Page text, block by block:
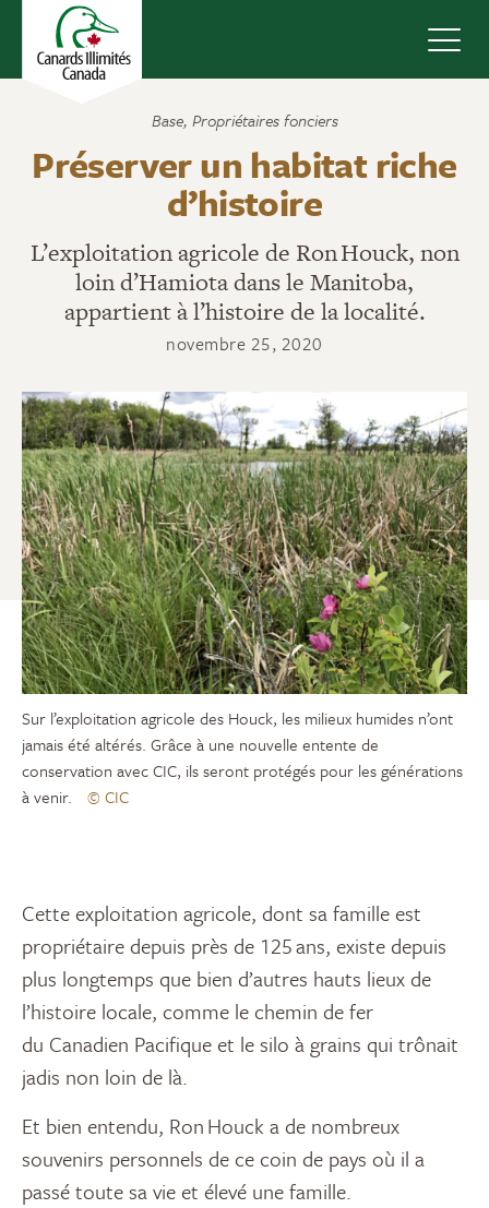
Base, Propriétaires fonciers
Préserver un habitat riche
d’histoire
L’exploitation agricole de Ron Houck, non
loin d’Hamiota dans le Manitoba,
appartient à l’histoire de la localité.
novembre 25, 2020
Sur l’exploitation agricole des Houck, les milieux humides n’ont
jamais été altérés. Grâce à une nouvelle entente de
conservation avec CIC, ils seront protégés pour les générations
à venir.
© CIC
Cetteexploitation agricole, dont sa famille est
propriétaire depuis près de 125ans, existe depuis
plus longtemps que bien d’autres hauts lieuxde
l’histoire locale, comme le chemin de fer
du Canadien Pacifique et le silo à grains qui trônait
jadis non loin de là.
Et bien entendu, RonHouck a de nombreux
souvenirs personnels de ce coin de pays où il a
passé toute sa vie et élevé une famille.